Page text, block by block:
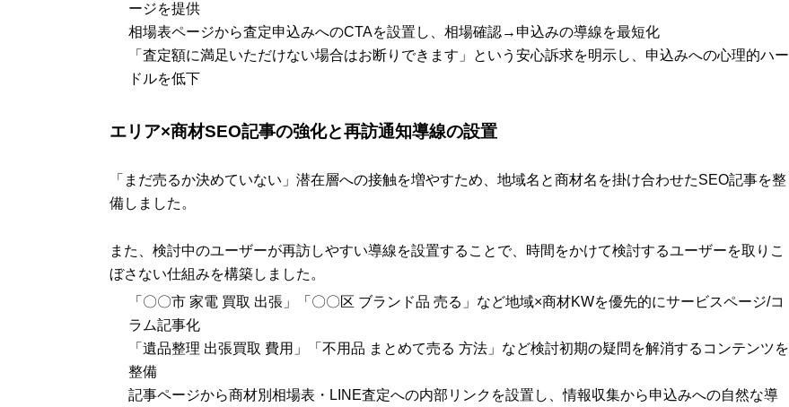
ージを提供
相場表ページから査定申込みへのCTAを設置し、相場確認→申込みの導線を最短化
「査定額に満足いただけない場合はお断りできます」という安心訴求を明示し、申込みへの心理的ハー
ドルを低下
エリア×商材SEO記事の強化と再訪通知導線の設置
「まだ売るか決めていない」潜在層への接触を増やすため、地域名と商材名を掛け合わせたSEO記事を整
備しました。
また、検討中のユーザーが再訪しやすい導線を設置することで、時間をかけて検討するユーザーを取りこ
ぼさない仕組みを構築しました。
「〇〇市 家電 買取 出張」「〇〇区 ブランド品 売る」など地域×商材KWを優先的にサービスページ/コ
ラム記事化
「遺品整理 出張買取 費用」「不用品 まとめて売る 方法」など検討初期の疑問を解消するコンテンツを
整備
記事ページから商材別相場表・LINE査定への内部リンクを設置し、情報収集から申込みへの自然な導